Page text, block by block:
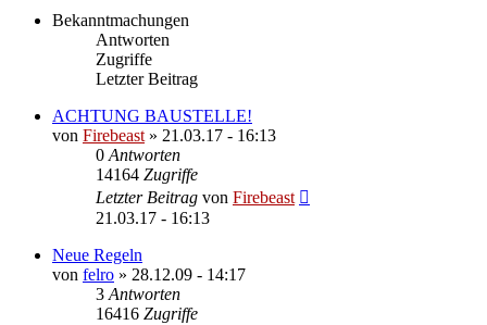
Bekanntmachungen
Antworten
Zugriffe
Letzter Beitrag
ACHTUNG BAUSTELLE!
von Firebeast » 21.03.17 - 16:13
0 Antworten
14164 Zugriffe
Letzter Beitrag von Firebeast
21.03.17 - 16:13
Neue Regeln
von felro » 28.12.09 - 14:17
3 Antworten
16416 Zugriffe